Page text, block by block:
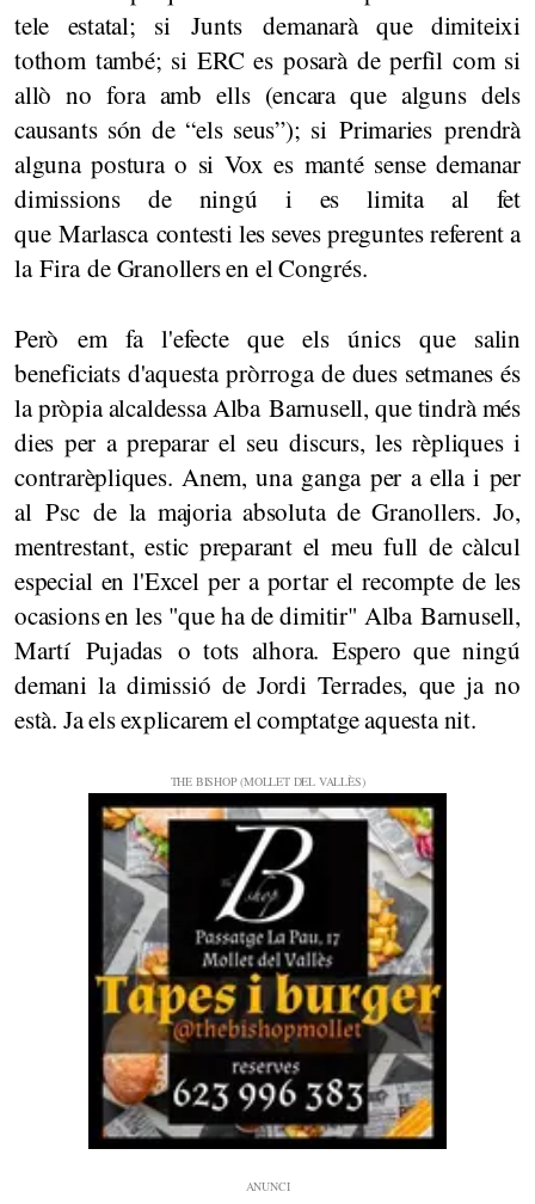
tele estatal; si Junts demanarà que dimiteixi
tothom també; si ERC es posarà de perfil com si
allò no fora amb ells (encara que alguns dels
causants són de “els seus”); si Primaries prendrà
alguna postura o si Vox es manté sense demanar
dimissions de ningú i es limita al fet
que Marlasca contesti les seves preguntes referent a
la Fira de Granollers en el Congrés.
Però em fa l'efecte que els únics que salin
beneficiats d'aquesta pròrroga de dues setmanes és
la pròpia alcaldessa Alba Barnusell, que tindrà més
dies per a preparar el seu discurs, les rèpliques i
contrarèpliques. Anem, una ganga per a ella i per
al Psc de la majoria absoluta de Granollers. Jo,
mentrestant, estic preparant el meu full de càlcul
especial en l'Excel per a portar el recompte de les
ocasions en les "que ha de dimitir" Alba Barnusell,
Martí Pujadas o tots alhora. Espero que ningú
demani la dimissió de Jordi Terrades, que ja no
està. Ja els explicarem el comptatge aquesta nit.